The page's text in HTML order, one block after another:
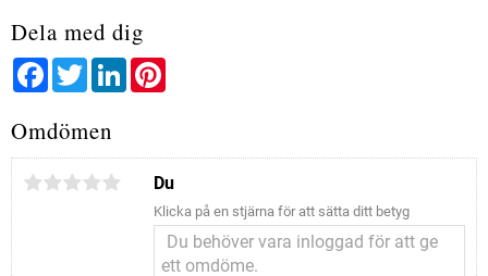
Dela med dig
FacebookTwitterLinkedIn
Omdömen
Du
Klicka på en stjärna för att sätta ditt betyg